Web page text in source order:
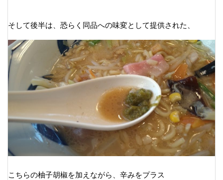
そして後半は、恐らく同品への味変として提供された、
こちらの柚子胡椒を加えながら、辛みをプラス